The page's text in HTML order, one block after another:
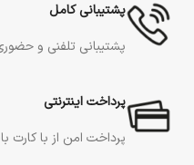
پشتیبانی کامل
پشتیبانی تلفنی و
پرداخت اینترنتی
پرداخت امن از با کارت